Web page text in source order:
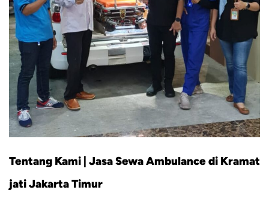
Tentang Kami | Jasa Sewa Ambulance di Kramat
jati Jakarta Timur